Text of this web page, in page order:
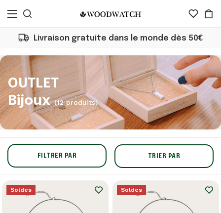
Livraison gratuite dans le monde dès 50€
OUTLET
Bijoux (12 produits)
FILTRER PAR TRIER PAR
Soldes Soldes